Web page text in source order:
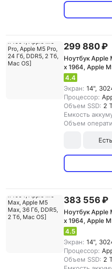
299 880 ₽
Ноутбук Apple
x 1964, Apple
DDR5, 2 Тб, Mac
4.4
Экран: 14",
Процессор:
Объем SSD: 2
Емкость
Объем
Есть
383 556 ₽
Ноутбук Apple
x 1964, Apple
DDR5, 2 Тб, Mac
4.5
Экран: 14",
Процессор:
Объем SSD: 2